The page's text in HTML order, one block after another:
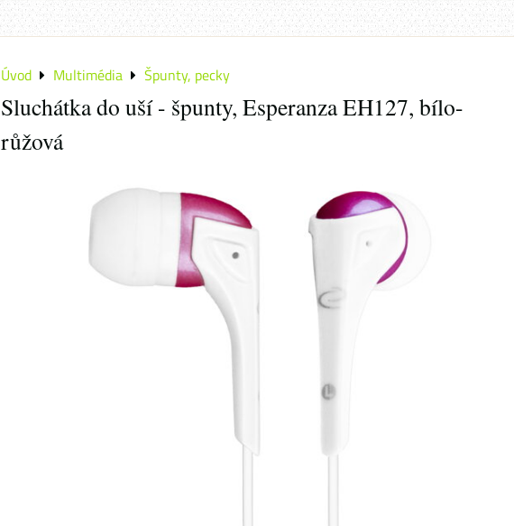
Úvod Multimédia Špunty, pecky
Sluchátka do uší - špunty, Esperanza EH127, bílo-
růžová